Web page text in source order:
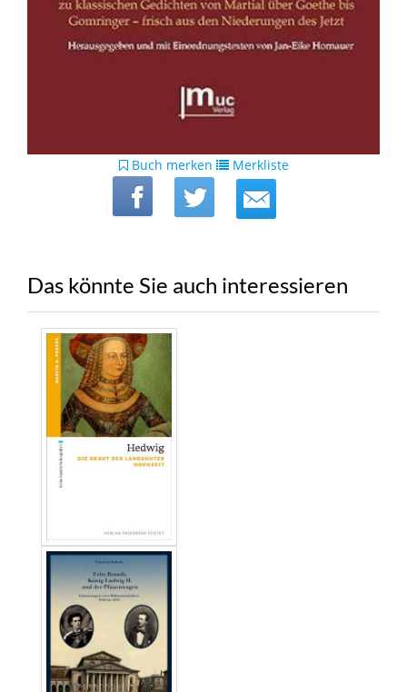
Buch merken Merkliste
Das könnte Sie auch interessieren